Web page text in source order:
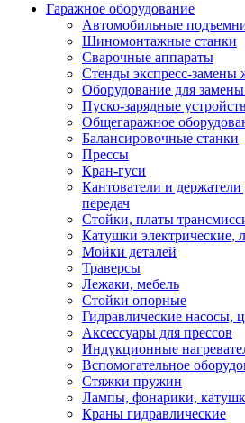
Гаражное оборудование
Автомобильные
Шиномонтажные станки
Сварочные аппараты
Стенды экспресс-замены
Оборудование для
Пуско-зарядные
Общегаражное
Балансировочные станки
Прессы
Кран-гуси
Кантователи и держатели
передач
Стойки, платы
Катушки электрические,
Мойки деталей
Траверсы
Лежаки, мебель
Стойки опорные
Гидравлические насосы,
Аксессуары для прессов
Индукционные
Вспомогательное
Стяжки пружин
Лампы, фонарики,
Краны гидравлические